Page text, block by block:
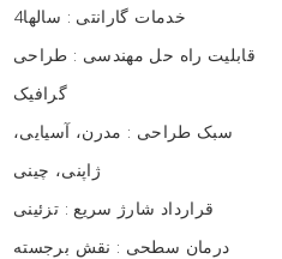
خدمات گارانتی : سالها4
قابلیت راه حل مهندسی : طراحی
گرافیک
سبک طراحی : مدرن، آسیایی،
ژاپنی، چینی
قرارداد شارژ سریع : تزئینی
درمان سطحی : نقش برجسته